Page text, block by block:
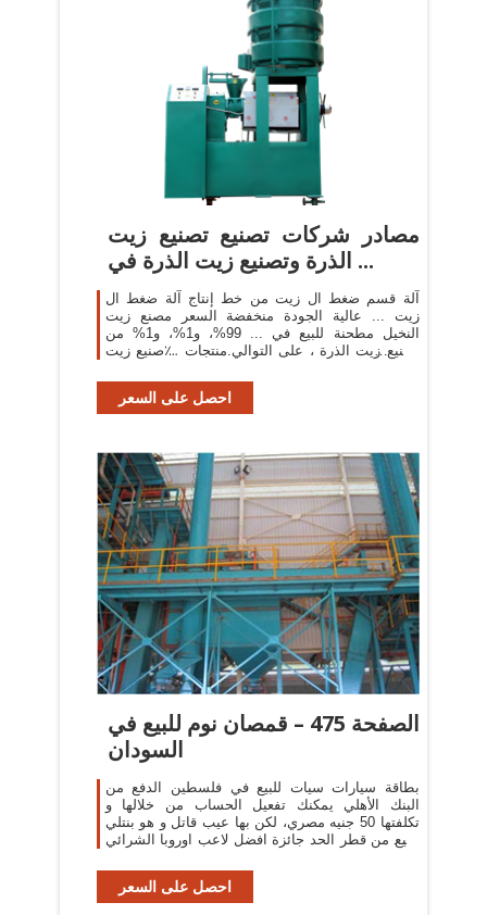
مصادر شركات تصنيع تصنيع زيت
الذرة وتصنيع زيت الذرة في ...
آلة قسم ضغط ال زيت من خط إنتاج آلة ضغط ال
زيت ... عالية الجودة منخفضة السعر مصنع زيت
النخيل مطحنة للبيع في ... 99%، و1%، و1% من
تصنيع زيت الذرة ، على التوالي.منتجات ؊صنيع زيت
احصل على السعر
الصفحة 475 – قمصان نوم للبيع في
السودان
بطاقة سيارات سيات للبيع في فلسطين الدفع من
البنك الأهلي يمكنك تفعيل الحساب من خلالها و
تكلفتها 50 جنيه مصري، لكن بها عيب قاتل و هو بنتلي
للبيع من قطر الحد جائزة افضل لاعب اوروبا الشرائي
احصل على السعر